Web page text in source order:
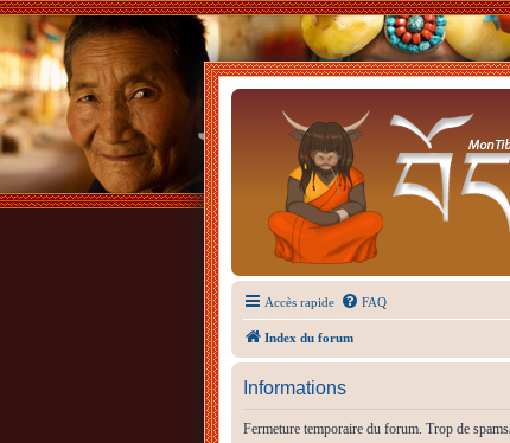
Accès rapide FAQ
Index du forum
Informations
Fermeture temporaire du forum. Trop de